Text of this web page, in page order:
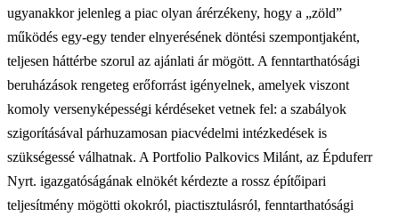
ugyanakkor jelenleg a piac olyan árérzékeny, hogy a „zöld”
működés egy-egy tender elnyerésének döntési szempontjaként,
teljesen háttérbe szorul az ajánlati ár mögött. A fenntarthatósági
beruházások rengeteg erőforrást igényelnek, amelyek viszont
komoly versenyképességi kérdéseket vetnek fel: a szabályok
szigorításával párhuzamosan piacvédelmi intézkedések is
szükségessé válhatnak. A Portfolio Palkovics Milánt, az Épduferr
Nyrt. igazgatóságának elnökét kérdezte a rossz építőipari
teljesítmény mögötti okokról, piactisztulásról, fenntarthatósági